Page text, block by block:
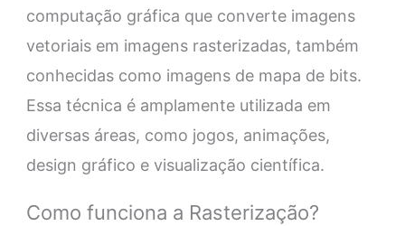
computação gráfica que converte imagens
vetoriais em imagens rasterizadas, também
conhecidas como imagens de mapa de bits.
Essa técnica é amplamente utilizada em
diversas áreas, como jogos, animações,
design gráfico e visualização científica.
Como funciona a Rasterização?